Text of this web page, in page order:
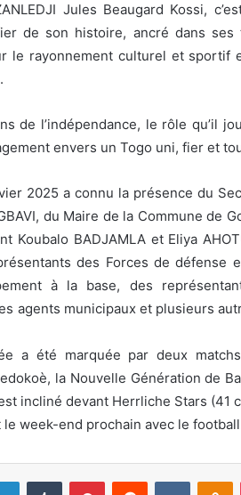
Jules Beaugard Kossi,
de son histoire, ancré dans ses
le rayonnement culturel et sportif
de l’indépendance, le rôle qu’il
envers un Togo uni, fier et
2025 a connu la présence du
du Maire de la Commune de
Koubalo BADJAMLA et Eliya
des Forces de défense
à la base, des
agents municipaux et plusieurs
a été marquée par deux
la Nouvelle Génération de
incliné devant Herrliche Stars (41
week-end prochain avec le